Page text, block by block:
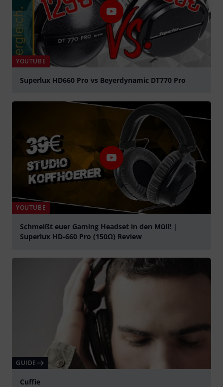
YOUTUBE
Superlux HD660 Pro vs Beyerdynamic DT770 Pro
YOUTUBE
Schmeißt euer Gaming Headset in den Müll! |
Superlux HD-660 Pro (150Ω) Review
GUIDE
Cuffie